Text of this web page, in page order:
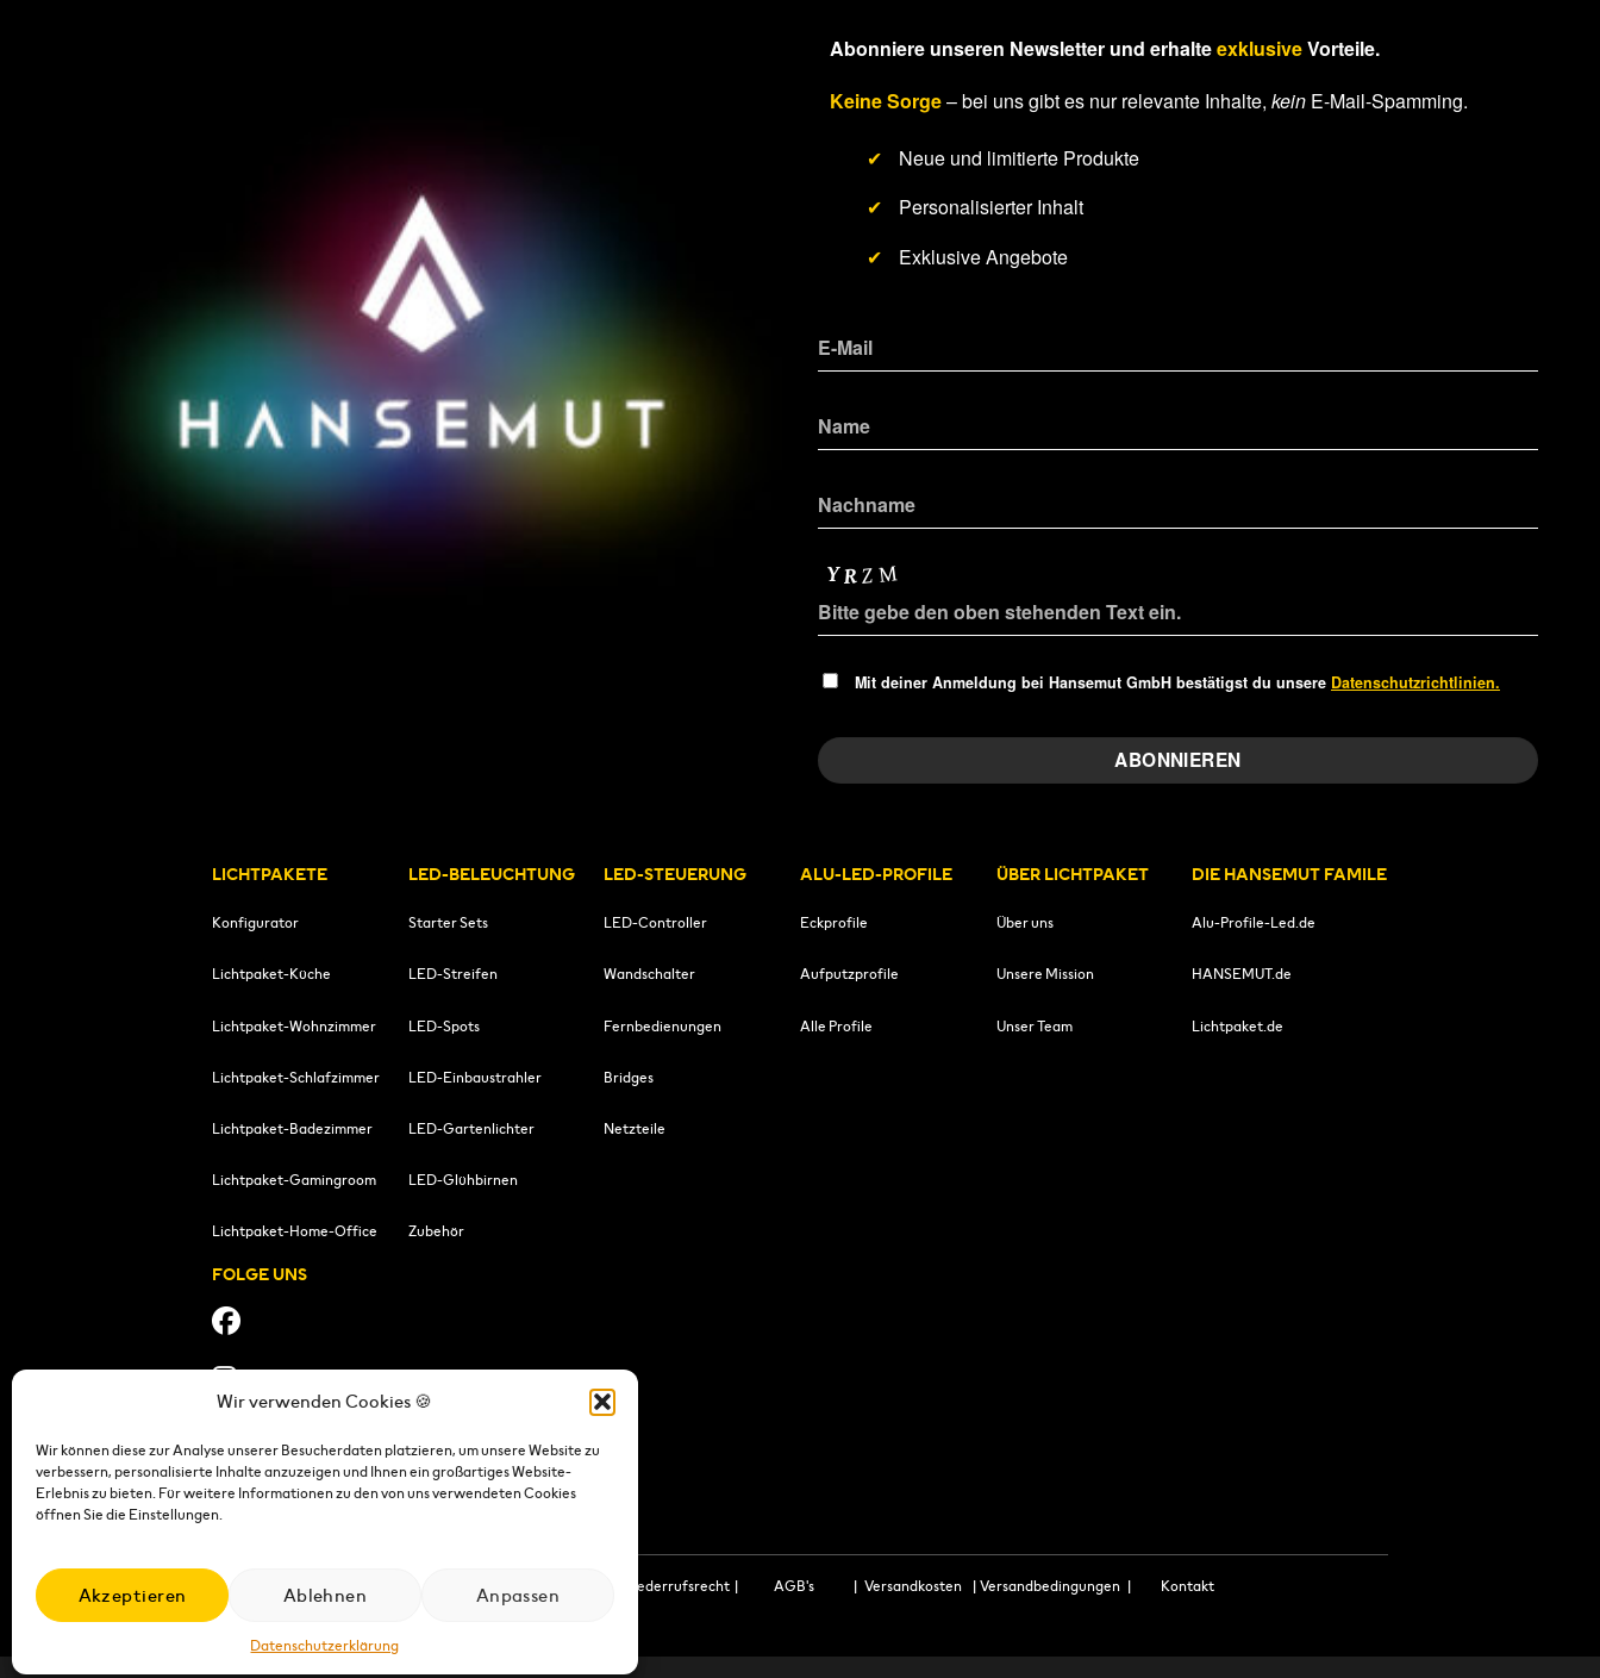
Wir verwenden Cookies 🍪
Wir können diese zur Analyse unserer Besucherdaten platzieren, um unsere Website zu
verbessern, personalisierte Inhalte anzuzeigen und Ihnen ein großartiges Website-
Erlebnis zu bieten. Für weitere Informationen zu den von uns verwendeten Cookies
öffnen Sie die Einstellungen.
Akzeptieren Ablehnen Anpassen
Datenschutzerklärung
Abonniere unseren Newsletter und erhalteexklusiveVorteile.
Keine Sorge– bei uns gibt es nur relevante Inhalte, kein E-Mail-Spamming.
✔
Neue und limitierte Produkte
✔
Personalisierter Inhalt
✔
Exklusive Angebote
Mit deiner Anmeldung bei Hansemut GmbH bestätigst du unsere Datenschutzrichtlinien.
LICHTPAKETE
Konfigurator
Lichtpaket-Küche
Lichtpaket-Wohnzimmer
Lichtpaket-Schlafzimmer
Lichtpaket-Badezimmer
Lichtpaket-Gamingroom
Lichtpaket-Home-Office
LED-BELEUCHTUNG
Starter Sets
LED-Streifen
LED-Spots
LED-Einbaustrahler
LED-Gartenlichter
LED-Glühbirnen
Zubehör
LED-STEUERUNG
LED-Controller
Wandschalter
Fernbedienungen
Bridges
Netzteile
ALU-LED-PROFILE
Eckprofile
Aufputzprofile
Alle Profile
ÜBER LICHTPAKET
Über uns
Unsere Mission
Unser Team
DIE HANSEMUT FAMILE
Alu-Profile-Led.de
HANSEMUT.de
Lichtpaket.de
FOLGE UNS
Datenschutzerklärung Wiederrufsrecht | AGB's | Versandkosten |Versandbedingungen | Kontakt